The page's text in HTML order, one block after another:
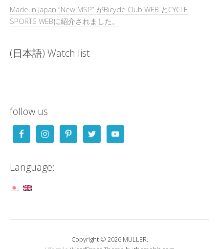
Made in Japan “New MSP” がBicycle Club WEB とCYCLE
SPORTS WEBに紹介されました。
(日本語) Watch list
follow us
Language:
Copyright © 2026 MULLER.